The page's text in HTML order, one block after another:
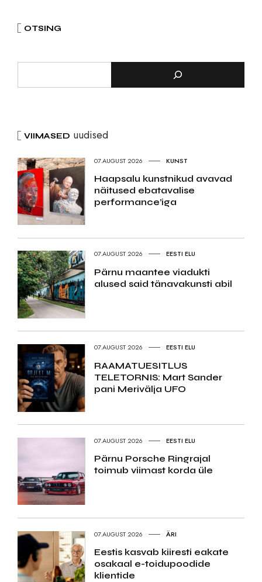
OTSING
VIIMASED uudised
07.AUGUST 2026 KUNST
Haapsalu kunstnikud avavad
näitused ebatavalise
performance’iga
07.AUGUST 2026 EESTI ELU
Pärnu maantee viadukti
alused said tänavakunsti abil
07.AUGUST 2026 EESTI ELU
RAAMATUESITLUS
TELETORNIS: Mart Sander
pani Merivälja UFO
07.AUGUST 2026 EESTI ELU
Pärnu Porsche Ringrajal
toimub viimast korda üle
07.AUGUST 2026 ÄRI
Eestis kasvab kiiresti eakate
osakaal e-toidupoodide
klientide